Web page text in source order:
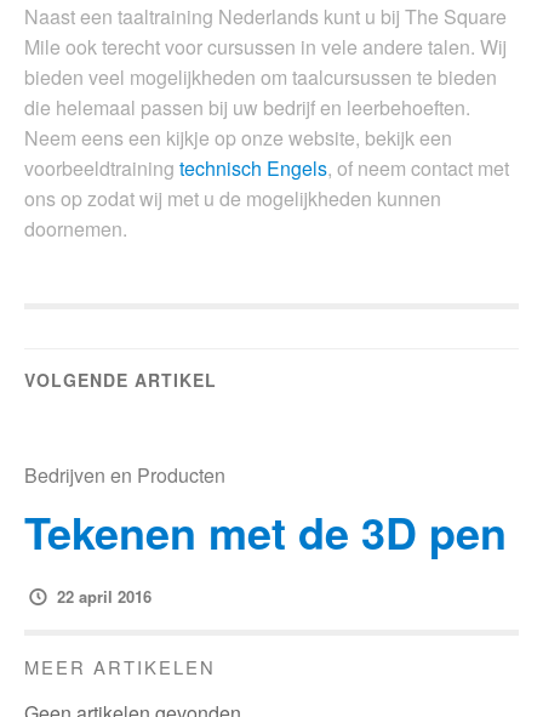
Naast een taaltraining Nederlands kunt u bij The Square
Mile ook terecht voor cursussen in vele andere talen. Wij
bieden veel mogelijkheden om taalcursussen te bieden
die helemaal passen bij uw bedrijf en leerbehoeften.
Neem eens een kijkje op onze website, bekijk een
voorbeeldtraining technisch Engels, of neem contact met
ons op zodat wij met u de mogelijkheden kunnen
doornemen.
VOLGENDE ARTIKEL
Bedrijven en Producten
Tekenen met de 3D pen
22 april 2016
MEER ARTIKELEN